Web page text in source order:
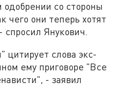
со стороны
чего они теперь хотят
Янукович.
цитирует слова экс-
ему приговоре "Все
- заявил